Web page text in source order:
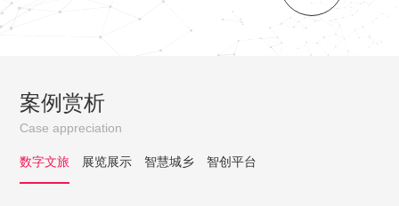
案例赏析
Case appreciation
数字文旅 展览展示 智慧城乡 智创平台